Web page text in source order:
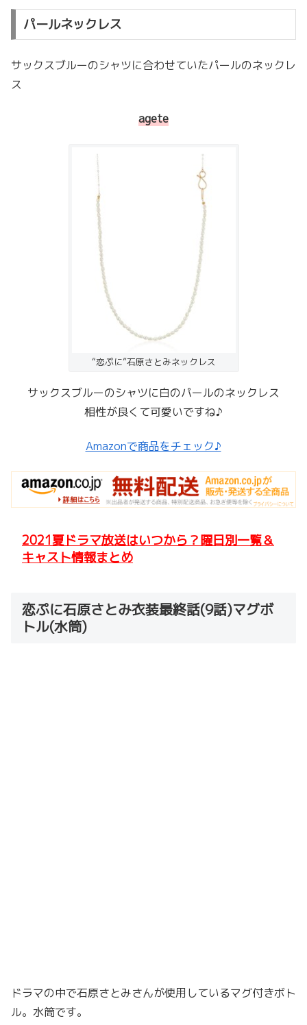
パールネックレス
サックスブルーのシャツに合わせていたパールのネックレ
ス
agete
“恋ぷに”石原さとみネックレス
サックスブルーのシャツに白のパールのネックレス
相性が良くて可愛いですね♪
Amazonで商品をチェック♪
2021夏ドラマ放送はいつから？曜日別一覧＆
キャスト情報まとめ
恋ぷに石原さとみ衣装最終話(9話)マグボ
トル(水筒)
ドラマの中で石原さとみさんが使用しているマグ付きボト
ル。水筒です。